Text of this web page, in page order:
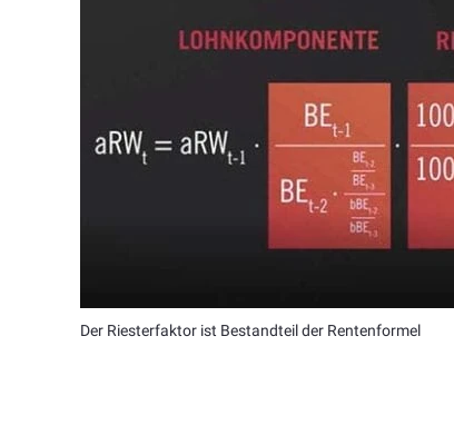
Der Riesterfaktor ist Bestandteil der Rentenformel